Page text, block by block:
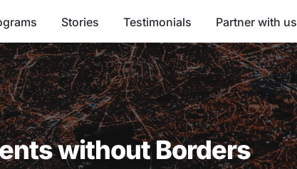
Stories Testimonials Partner with us
without Borders